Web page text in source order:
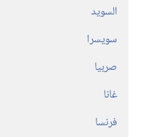
السويد
سويسرا
صربيا
غانا
فرنسا